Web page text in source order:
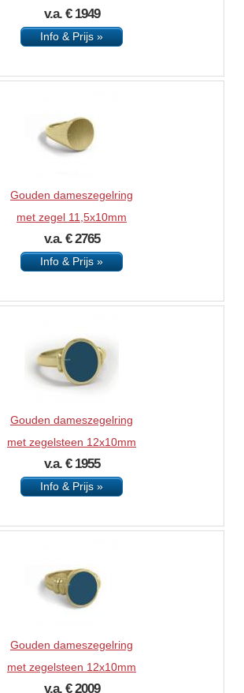
v.a. € 1949
Info & Prijs »
Gouden dameszegelring
met zegel 11,5x10mm
v.a. € 2765
Info & Prijs »
Gouden dameszegelring
met zegelsteen 12x10mm
v.a. € 1955
Info & Prijs »
Gouden dameszegelring
met zegelsteen 12x10mm
v.a. € 2009